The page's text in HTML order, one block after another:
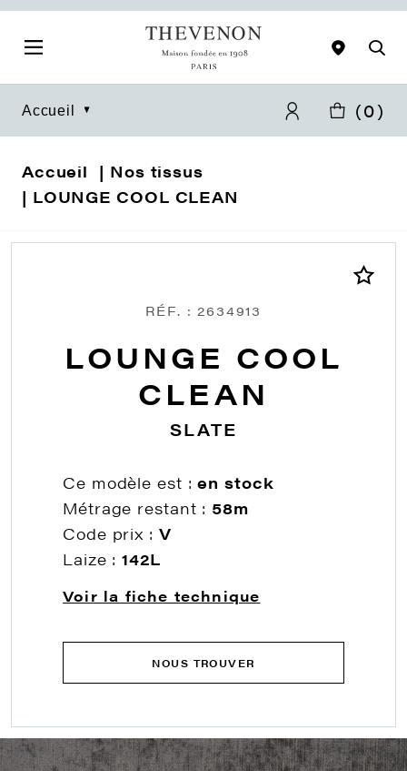
Accueil (0)
Accueil
Nos tissus
LOUNGE COOL CLEAN
RÉF. : 2634913
LOUNGE COOL
CLEAN
SLATE
Ce modèle est :en stock
Métrage restant : 58m
Code prix : V
Laize :142L
Voir la fiche technique
NOUS TROUVER